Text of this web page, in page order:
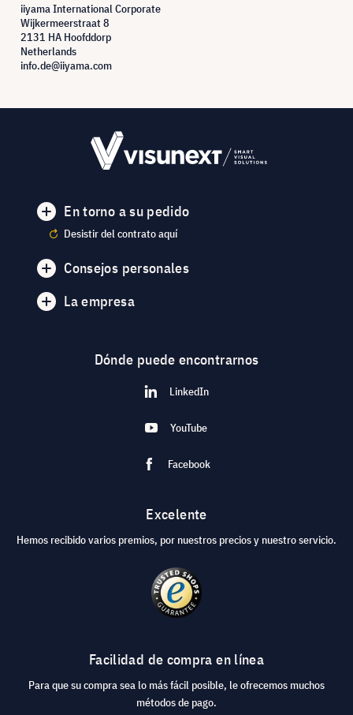
iiyama International Corporate
Wijkermeerstraat 8
2131 HA Hoofddorp
Netherlands
info.de@iiyama.com
En torno a su pedido
Desistir del contrato aquí
Consejos personales
La empresa
Dónde puede encontrarnos
LinkedIn
YouTube
Facebook
Excelente
Hemos recibido varios premios, por nuestros precios y nuestro servicio.
Facilidad de compra en línea
Para que su compra sea lo más fácil posible, le ofrecemos muchos
métodos de pago.